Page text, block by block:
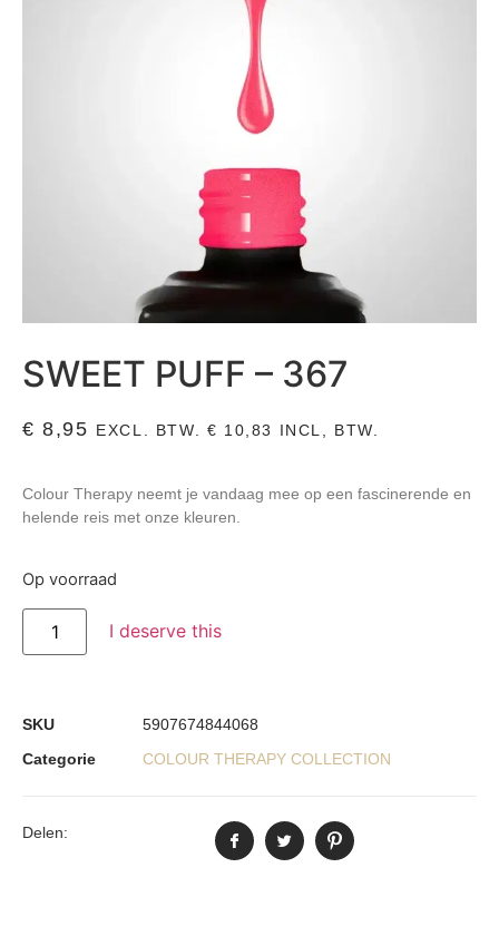
SWEET PUFF – 367
€ 8,95 EXCL. BTW. € 10,83 INCL, BTW.
Colour Therapy neemt je vandaag mee op een fascinerende en
helende reis met onze kleuren.
Op voorraad
I deserve this
SKU
5907674844068
Categorie
COLOUR THERAPY COLLECTION
Delen: